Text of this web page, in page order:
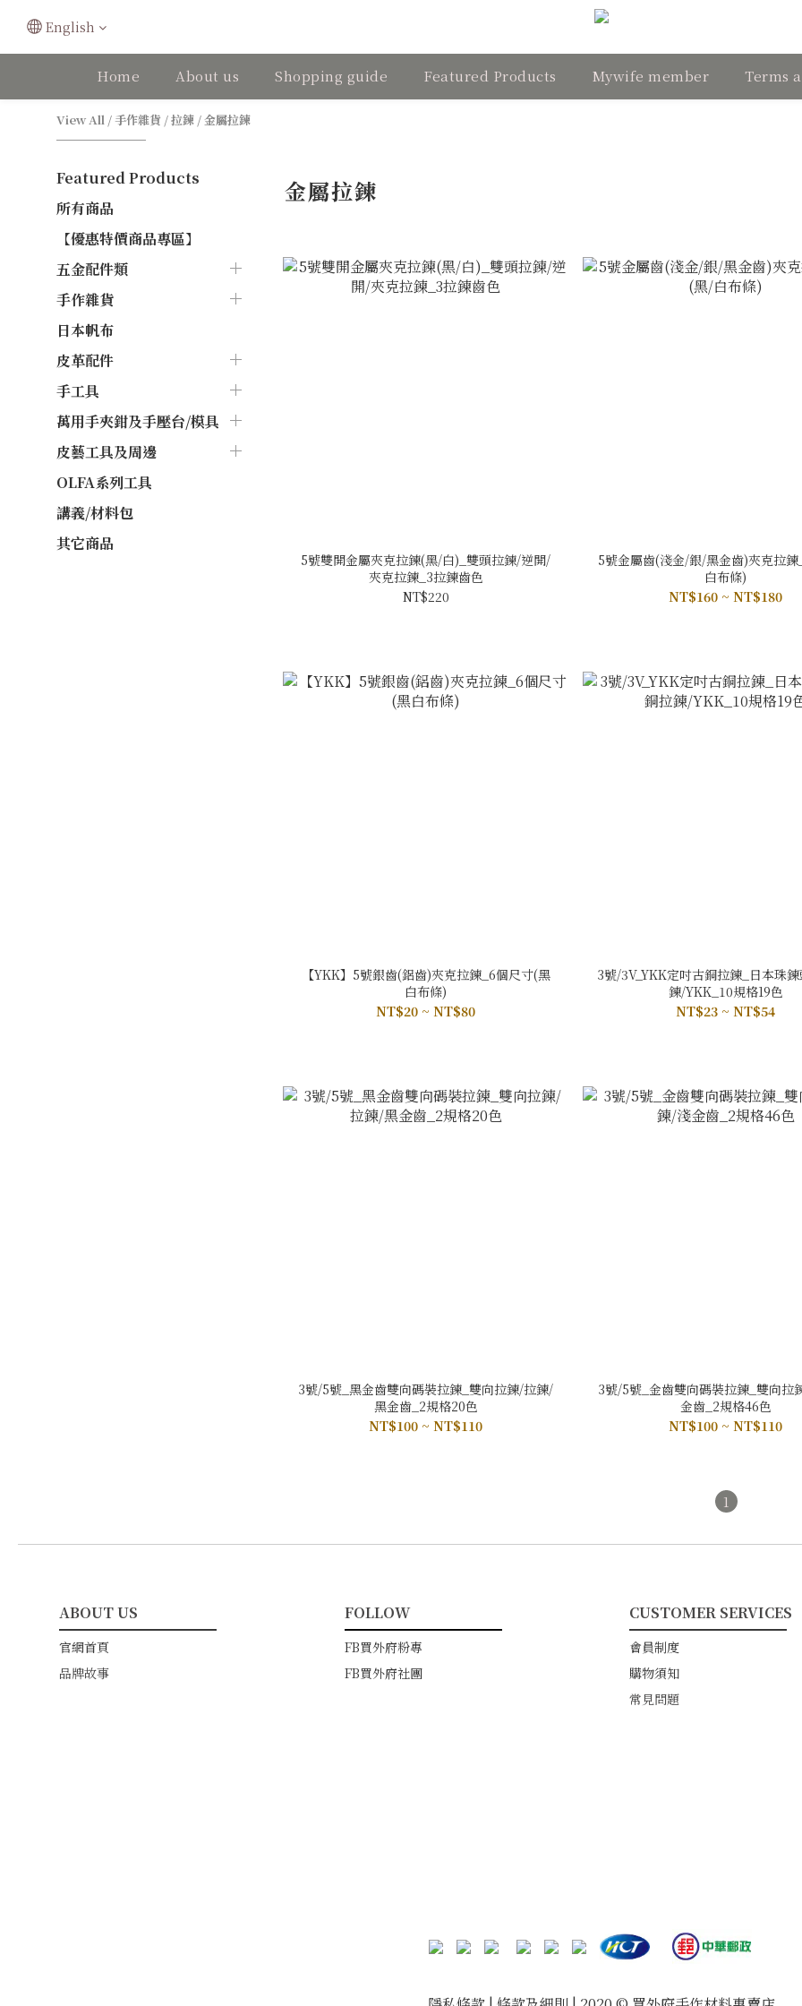
English
Home About us Shopping guide Featured Products Mywife member Terms
View All /手作雜貨 /拉鍊 /金屬拉鍊
Featured Products
所有商品
【優惠特價商品專區】
五金配件類
手作雜貨
日本帆布
皮革配件
手工具
萬用手夾鉗及手壓台/模具
皮藝工具及周邊
OLFA系列工具
講義/材料包
其它商品
金屬拉鍊
5號雙開金屬夾克拉鍊(黑/白)_雙頭拉鍊/逆開/
夾克拉鍊_3拉鍊齒色
NT$220
5號金屬齒(淺金/銀/黑金齒)夾克拉
白布條)
NT$160 ~ NT$180
【YKK】5號銀齒(鋁齒)夾克拉鍊_6個尺寸(黑
白布條)
NT$20 ~ NT$80
3號/3V_YKK定吋古銅拉鍊_日本珠
鍊/YKK_10規格19色
NT$23 ~ NT$54
3號/5號_黑金齒雙向碼裝拉鍊_雙向拉鍊/拉鍊/
黑金齒_2規格20色
NT$100 ~ NT$110
3號/5號_金齒雙向碼裝拉鍊_雙向拉
金齒_2規格46色
NT$100 ~ NT$110
1
ABOUT US
━━━━━━━━━━━
官網首頁
品牌故事
FOLLOW
━━━━━━━━━━━
FB買外府粉專
FB買外府社團
CUSTOMER SERVICES
━━━━━━━━━━━
會員制度
購物須知
常見問題